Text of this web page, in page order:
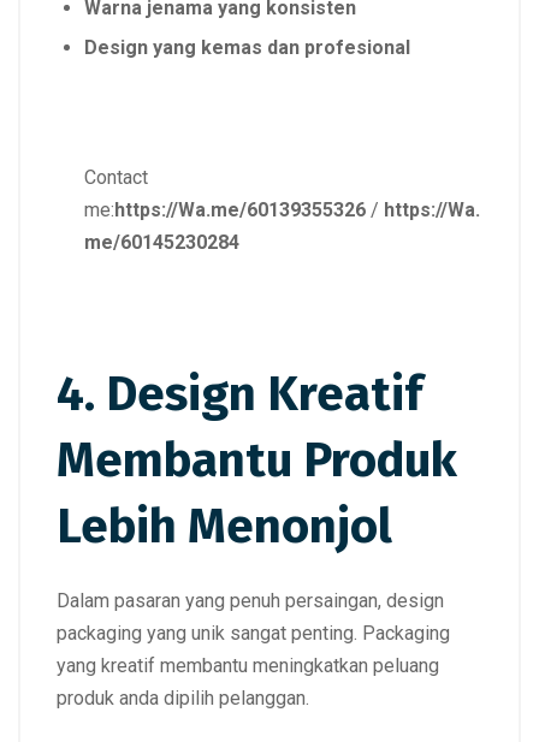
Warna jenama yang konsisten
Design yang kemas dan profesional
Contact
me:https://Wa.me/60139355326 / https://Wa.
me/60145230284
4. Design Kreatif
Membantu Produk
Lebih Menonjol
Dalam pasaran yang penuh persaingan, design
packaging yang unik sangat penting. Packaging
yang kreatif membantu meningkatkan peluang
produk anda dipilih pelanggan.